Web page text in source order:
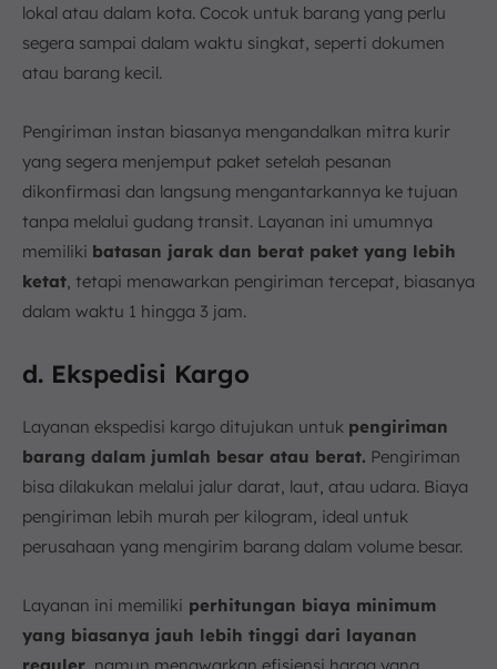
lokal atau dalam kota. Cocok untuk barang yang perlu
segera sampai dalam waktu singkat, seperti dokumen
atau barang kecil.
Pengiriman instan biasanya mengandalkan mitra kurir
yang segera menjemput paket setelah pesanan
dikonfirmasi dan langsung mengantarkannya ke tujuan
tanpa melalui gudang transit. Layanan ini umumnya
memiliki batasan jarak dan berat paket yang lebih
ketat , tetapi menawarkan pengiriman tercepat, biasanya
dalam waktu 1 hingga 3 jam.
d. Ekspedisi Kargo
Layanan ekspedisi kargo ditujukan untuk pengiriman
barang dalam jumlah besar atau berat. Pengiriman
bisa dilakukan melalui jalur darat, laut, atau udara. Biaya
pengiriman lebih murah per kilogram, ideal untuk
perusahaan yang mengirim barang dalam volume besar.
Layanan ini memiliki perhitungan biaya minimum
yang biasanya jauh lebih tinggi dari layanan
reguler , namun menawarkan efisiensi harga yang